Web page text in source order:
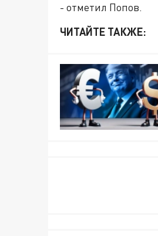
- отметил Попов.
ЧИТАЙТЕ ТАКЖЕ: